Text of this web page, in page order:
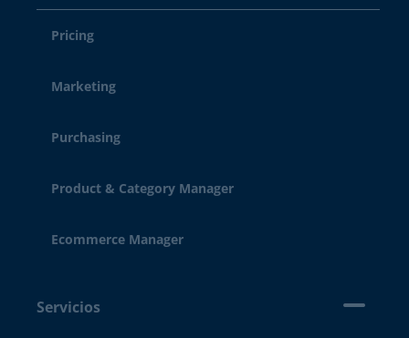
Pricing
Marketing
Purchasing
Product & Category Manager
Ecommerce Manager
Servicios